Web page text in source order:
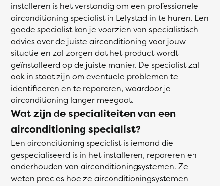
installeren is het verstandig om een professionele
airconditioning specialist in Lelystad in te huren. Een
goede specialist kan je voorzien van specialistisch
advies over de juiste airconditioning voor jouw
situatie en zal zorgen dat het product wordt
geïnstalleerd op de juiste manier. De specialist zal
ook in staat zijn om eventuele problemen te
identificeren en te repareren, waardoor je
airconditioning langer meegaat.
Wat zijn de specialiteiten van een
airconditioning specialist?
Een airconditioning specialist is iemand die
gespecialiseerd is in het installeren, repareren en
onderhouden van airconditioningsystemen. Ze
weten precies hoe ze airconditioningsystemen